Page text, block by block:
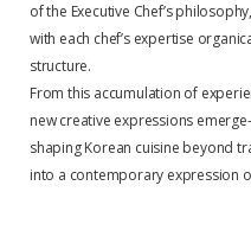
of the Executive Chef’s philosophy,
with each chef’s expertise
structure.
From this accumulation of
new creative expressions
shaping Korean cuisine beyond
into a contemporary expression